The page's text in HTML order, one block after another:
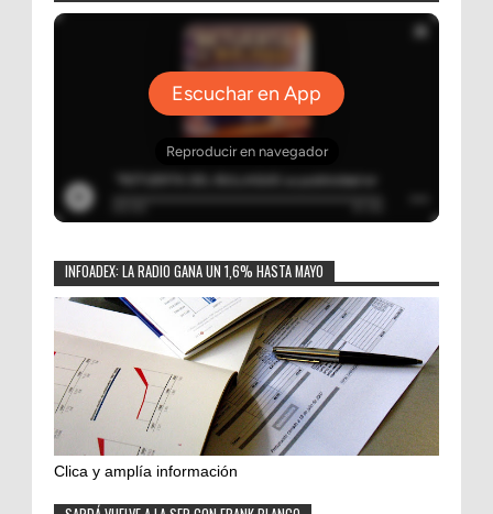
INFOADEX: LA RADIO GANA UN 1,6% HASTA MAYO
Clica y amplía información